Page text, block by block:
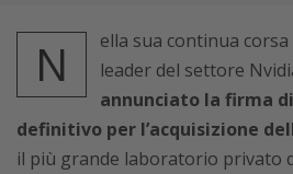
N
ella sua continua
leader del settore
annunciato la firma
definitivo per l’acquisizione
il più grande laboratorio privato